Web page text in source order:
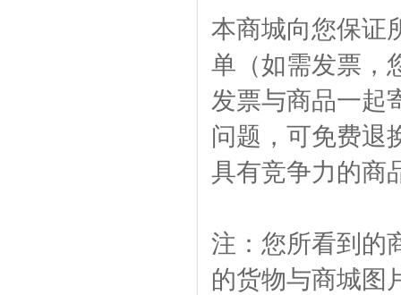
本商城向您保证
单（如需发票，
发票与商品一起
问题，可免费退
具有竞争力的商
注：您所看到的
的货物与商城图